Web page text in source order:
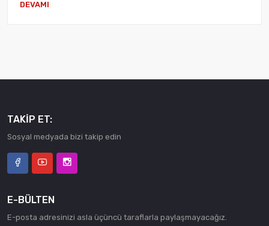
DEVAMI
TAKIP ET:
Sosyal medyada bizi takip edin
E-BÜLTEN
E-posta adresinizi asla üçüncü taraflarla paylaşmayacağız.